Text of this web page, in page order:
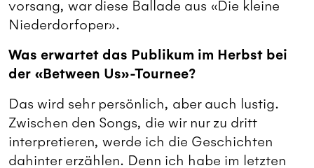
vorsang, war diese Ballade aus «Die kleine
Niederdorfoper».
Was erwartet das Publikum im Herbst bei
der «Between Us»-Tournee?
Das wird sehr persönlich, aber auch lustig.
Zwischen den Songs, die wir nur zu dritt
interpretieren, werde ich die Geschichten
dahinter erzählen. Denn ich habe im letzten